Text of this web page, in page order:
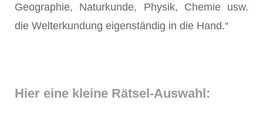
Geographie, Naturkunde, Physik, Chemie usw.
die Welterkundung eigenständig in die Hand.“
Hier eine kleine Rätsel-Auswahl: